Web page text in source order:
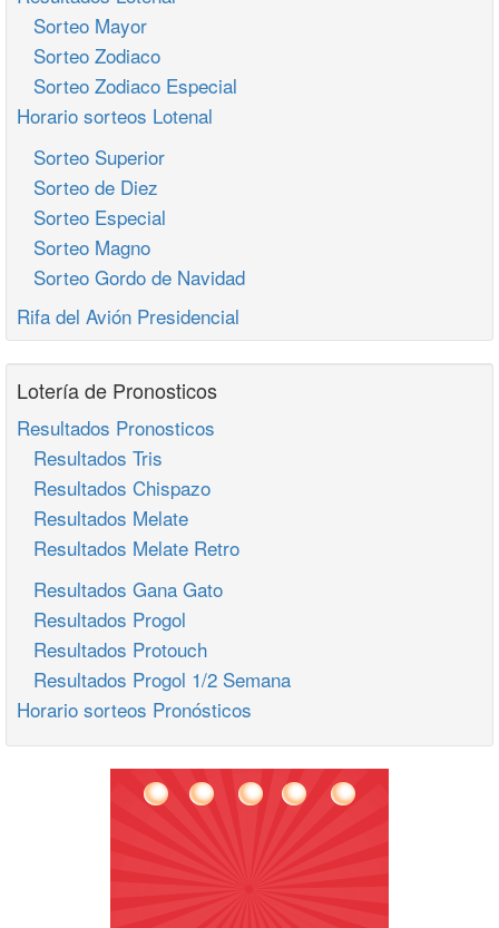
Sorteo Mayor
Sorteo Zodiaco
Sorteo Zodiaco Especial
Horario sorteos Lotenal
Sorteo Superior
Sorteo de Diez
Sorteo Especial
Sorteo Magno
Sorteo Gordo de Navidad
Rifa del Avión Presidencial
Lotería de Pronosticos
Resultados Pronosticos
Resultados Tris
Resultados Chispazo
Resultados Melate
Resultados Melate Retro
Resultados Gana Gato
Resultados Progol
Resultados Protouch
Resultados Progol 1/2 Semana
Horario sorteos Pronósticos